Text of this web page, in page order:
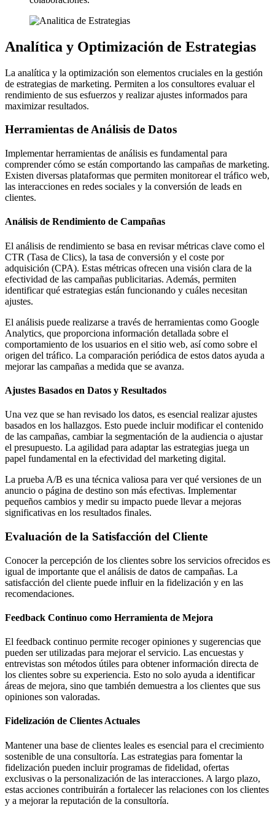
Analítica y Optimización de Estrategias
La analítica y la optimización son elementos cruciales en la gestión
de estrategias de marketing. Permiten a los consultores evaluar el
rendimiento de sus esfuerzos y realizar ajustes informados para
maximizar resultados.
Herramientas de Análisis de Datos
Implementar herramientas de análisis es fundamental para
comprender cómo se están comportando las campañas de marketing.
Existen diversas plataformas que permiten monitorear el tráfico web,
las interacciones en redes sociales y la conversión de leads en
clientes.
Análisis de Rendimiento de Campañas
El análisis de rendimiento se basa en revisar métricas clave como el
CTR (Tasa de Clics), la tasa de conversión y el coste por
adquisición (CPA). Estas métricas ofrecen una visión clara de la
efectividad de las campañas publicitarias. Además, permiten
identificar qué estrategias están funcionando y cuáles necesitan
ajustes.
El análisis puede realizarse a través de herramientas como Google
Analytics, que proporciona información detallada sobre el
comportamiento de los usuarios en el sitio web, así como sobre el
origen del tráfico. La comparación periódica de estos datos ayuda a
mejorar las campañas a medida que se avanza.
Ajustes Basados en Datos y Resultados
Una vez que se han revisado los datos, es esencial realizar ajustes
basados en los hallazgos. Esto puede incluir modificar el contenido
de las campañas, cambiar la segmentación de la audiencia o ajustar
el presupuesto. La agilidad para adaptar las estrategias juega un
papel fundamental en la efectividad del marketing digital.
La prueba A/B es una técnica valiosa para ver qué versiones de un
anuncio o página de destino son más efectivas. Implementar
pequeños cambios y medir su impacto puede llevar a mejoras
significativas en los resultados finales.
Evaluación de la Satisfacción del Cliente
Conocer la percepción de los clientes sobre los servicios ofrecidos es
igual de importante que el análisis de datos de campañas. La
satisfacción del cliente puede influir en la fidelización y en las
recomendaciones.
Feedback Continuo como Herramienta de Mejora
El feedback continuo permite recoger opiniones y sugerencias que
pueden ser utilizadas para mejorar el servicio. Las encuestas y
entrevistas son métodos útiles para obtener información directa de
los clientes sobre su experiencia. Esto no solo ayuda a identificar
áreas de mejora, sino que también demuestra a los clientes que sus
opiniones son valoradas.
Fidelización de Clientes Actuales
Mantener una base de clientes leales es esencial para el crecimiento
sostenible de una consultoría. Las estrategias para fomentar la
fidelización pueden incluir programas de fidelidad, ofertas
exclusivas o la personalización de las interacciones. A largo plazo,
estas acciones contribuirán a fortalecer las relaciones con los clientes
y a mejorar la reputación de la consultoría.